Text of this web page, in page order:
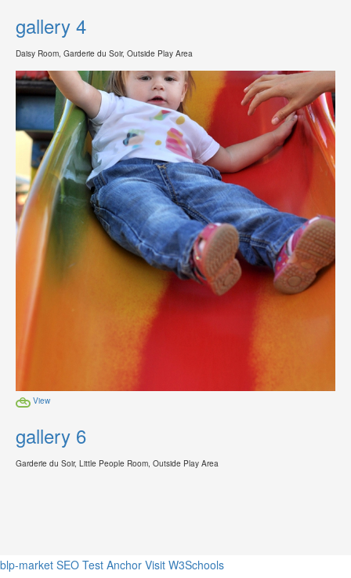
gallery 4
Daisy Room, Garderie du Soir, Outside Play Area
View
gallery 6
Garderie du Soir, Little People Room, Outside Play Area
blp-market SEO Test Anchor Visit W3Schools